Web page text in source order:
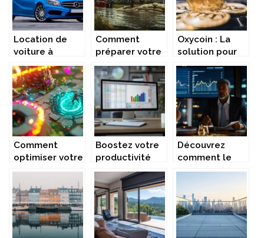
Location de
voiture à
Antananarivo :
Les meilleures
options en
2023
Comment
préparer votre
maison aux
inondations :
conseils pour
une protection
optimale
Oxycoin : La
solution pour
simplifier les
cryptomonnaies
Comment
optimiser votre
expérience de
jeu avec les
portails dans
Dofus
Boostez votre
productivité
avec les
raccourcis
excel
indispensables
Découvrez
comment le
private equity
portefeuille
d’investissement